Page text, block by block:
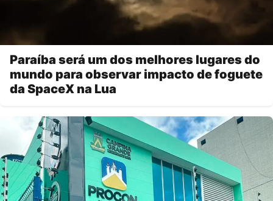
Paraíba será um dos melhores lugares do
mundo para observar impacto de foguete
da SpaceX na Lua